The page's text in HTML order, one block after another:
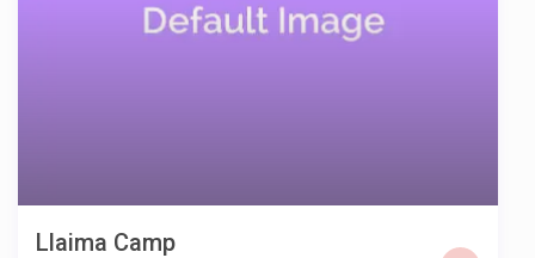
Llaima Camp